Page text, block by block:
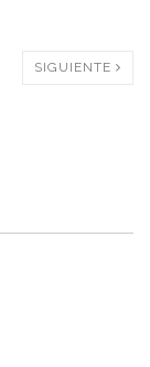
SIGUIENTE